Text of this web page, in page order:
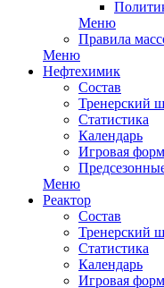
Меню
Правила
Меню
Нефтехимик
Состав
Тренерский
Статистика
Календарь
Игровая
Меню
Реактор
Состав
Тренерский
Статистика
Календарь
Игровая